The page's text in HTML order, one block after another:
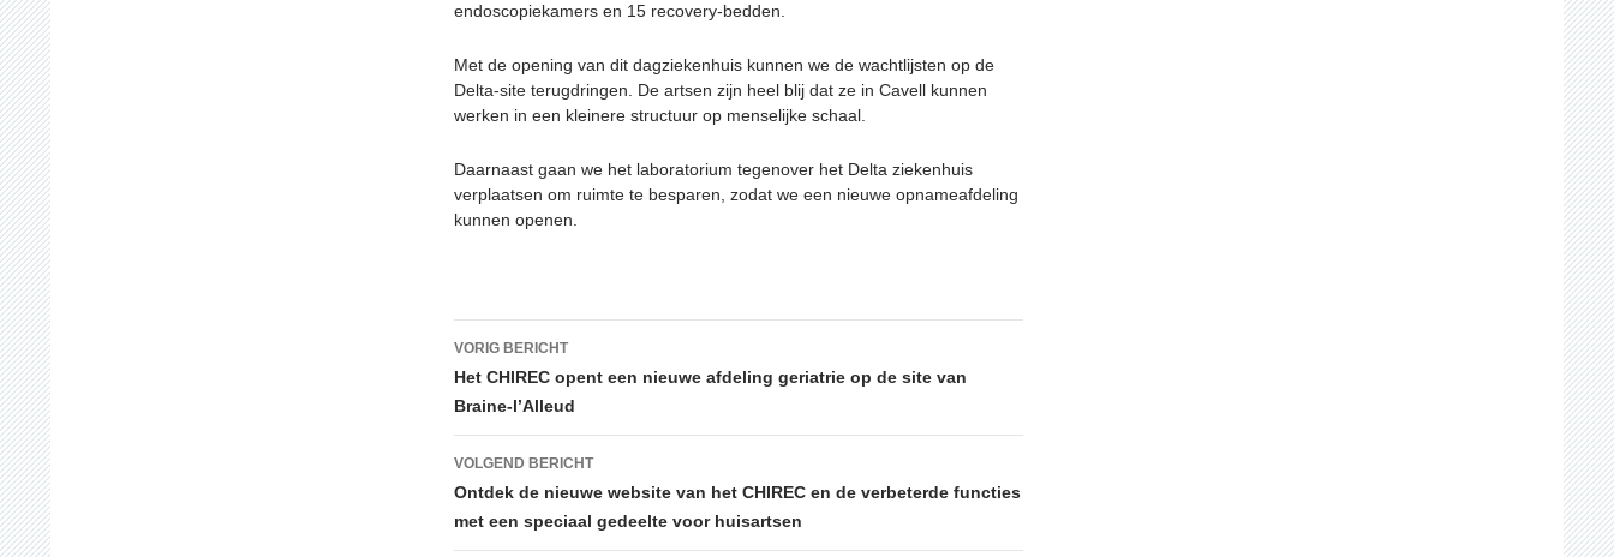
endoscopiekamers en 15 recovery-bedden.
Met de opening van dit dagziekenhuis kunnen we de wachtlijsten op de
Delta-site terugdringen. De artsen zijn heel blij dat ze in Cavell kunnen
werken in een kleinere structuur op menselijke schaal.
Daarnaast gaan we het laboratorium tegenover het Delta ziekenhuis
verplaatsen om ruimte te besparen, zodat we een nieuwe opnameafdeling
kunnen openen.
Berichtnavigatie
VORIG BERICHT
Het CHIREC opent een nieuwe afdeling geriatrie op de site van
Braine-l’Alleud
VOLGEND BERICHT
Ontdek de nieuwe website van het CHIREC en de verbeterde functies
met een speciaal gedeelte voor huisartsen